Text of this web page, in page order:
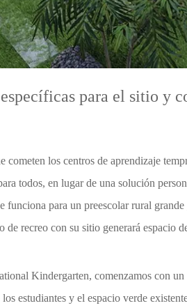
para el sitio y
cometen los centros de aprendizaje
todos, en lugar de una solución
funciona para un preescolar rural
recreo con su sitio generará espacio
Kindergarten, comenzamos con
estudiantes y el espacio verde